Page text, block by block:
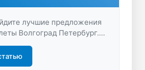
лучшие предложения
Волгоград Петербург.
цен, прямые рейсы,
для путешествий.
и деньги, бронируя на